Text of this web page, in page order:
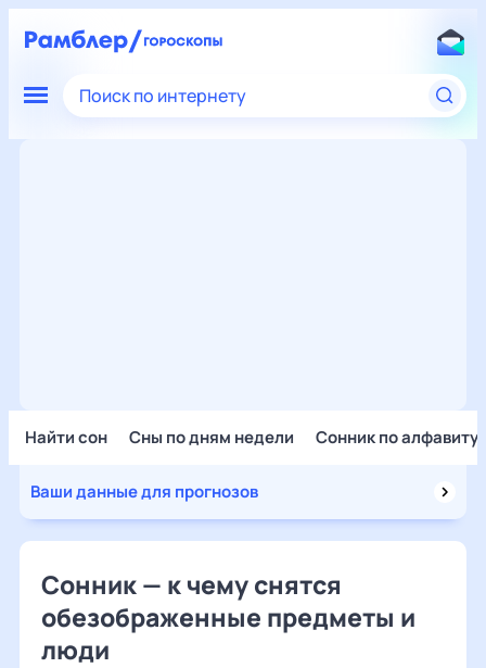
Поиск по интернету
Найти сон Сны по дням недели Сонник по алфавиту
Ваши данные для прогнозов
Сонник — к чему снятся
обезображенные предметы и
люди